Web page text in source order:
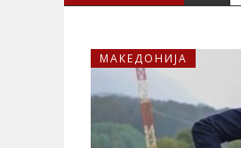
МАКЕДОНИЈА